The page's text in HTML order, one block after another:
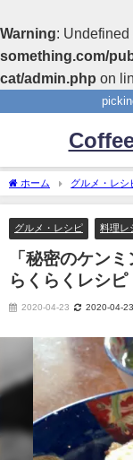
Warning:
something.com/
cat/admin.php on
ホーム グルメ・レシ
らくレシピ！
グルメ・レシピ 料理レ
「秘密のケン
らくらくレシピ
2020-04-23 2020-04-23